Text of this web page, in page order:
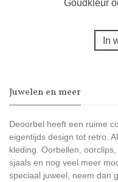
Goudkleur
In
Juwelen en meer
Deoorbel heeft een ruime
eigentijds design tot retro.
kleding. Oorbellen,
sjaals en nog veel meer
speciaal juweel, neem dan